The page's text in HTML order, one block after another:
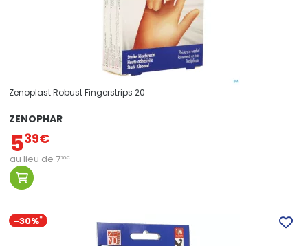
Zenoplast Robust Fingerstrips 20
ZENOPHAR
539€
au lieu de 770€
-30%*